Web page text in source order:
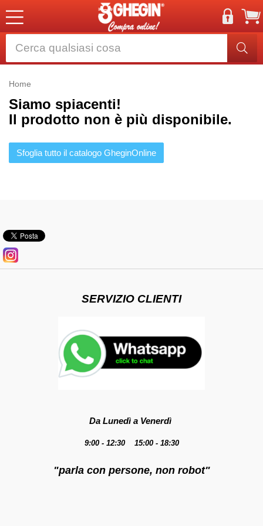
Home
Siamo spiacenti!
Il prodotto non è più disponibile.
Sfoglia tutto il catalogo GheginOnline
SERVIZIO CLIENTI
Da Lunedì a Venerdì
9:00 - 12:30 15:00 - 18:30
"parla con persone, non robot"